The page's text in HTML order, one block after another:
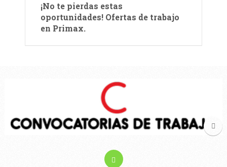
¡No te pierdas estas
oportunidades! Ofertas de trabajo
en Primax.